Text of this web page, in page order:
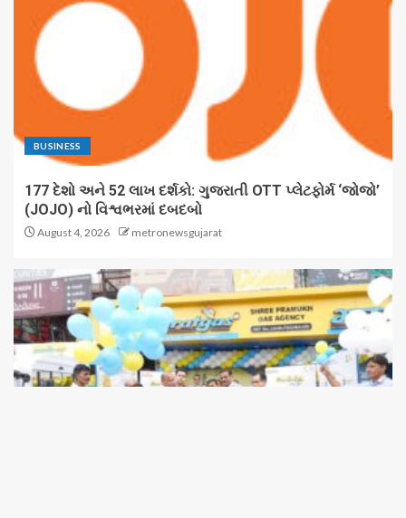
BUSINESS
177 દેશો અને 52 લાખ દર્શકો: ગુજરાતી OTT પ્લેટફોર્મ ‘જોજો’
(JOJO) નો વિશ્વભરમાં દબદબો
August 4, 2026 metronewsgujarat